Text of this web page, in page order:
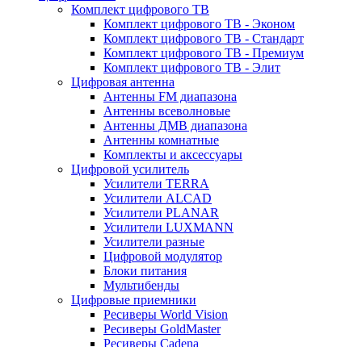
Комплект цифрового ТВ
Комплект цифрового ТВ - Эконом
Комплект цифрового ТВ - Стандарт
Комплект цифрового ТВ - Премиум
Комплект цифрового ТВ - Элит
Цифровая антенна
Антенны FM диапазона
Антенны всеволновые
Антенны ДМВ диапазона
Антенны комнатные
Комплекты и аксессуары
Цифровой усилитель
Усилители TERRA
Усилители ALCAD
Усилители PLANAR
Усилители LUXMANN
Усилители разные
Цифровой модулятор
Блоки питания
Мультибенды
Цифровые приемники
Ресиверы World Vision
Ресиверы GoldMaster
Ресиверы Cadena